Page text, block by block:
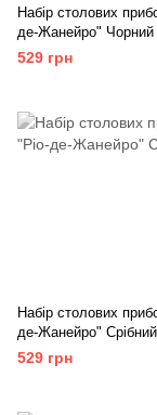
Набір столових
де-Жанейро" Чорний
529 грн
Набір столових
де-Жанейро" Срібний
529 грн